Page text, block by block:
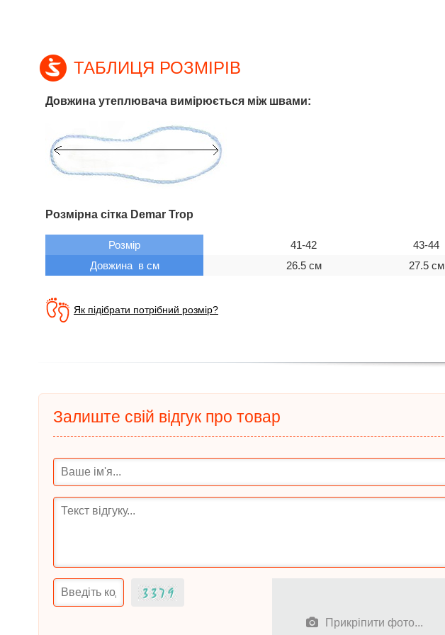
ТАБЛИЦЯ РОЗМІРІВ
Довжина утеплювача вимірюється між швами:
Розмірна сітка Demar Trop
Розмір 41-42 43-44
Довжина в см
26.5 см 27.5 см
Як підібрати потрібний розмір?
Залиште свій відгук про товар
Прикріпити фото...